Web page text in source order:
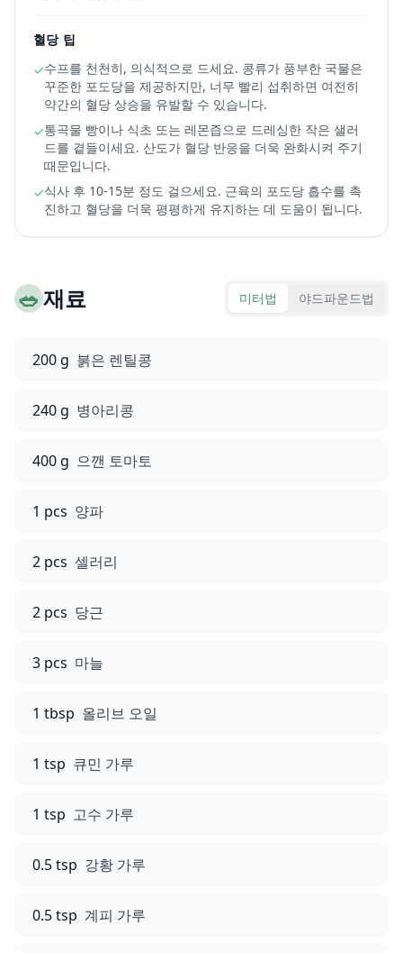
혈당 팁
✓수프를 천천히, 의식적으로 드세요. 콩류가 풍부한 국물은
꾸준한 포도당을 제공하지만, 너무 빨리 섭취하면 여전히
약간의 혈당 상승을 유발할 수 있습니다.
✓통곡물 빵이나 식초 또는 레몬즙으로 드레싱한 작은 샐러
드를 곁들이세요. 산도가 혈당 반응을 더욱 완화시켜 주기
때문입니다.
✓식사 후 10-15분 정도 걸으세요. 근육의 포도당 흡수를 촉
진하고 혈당을 더욱 평평하게 유지하는 데 도움이 됩니다.
🥗재료 미터법 야드파운드법
200 g 붉은 렌틸콩
240 g 병아리콩
400 g 으깬 토마토
1 pcs 양파
2 pcs 셀러리
2 pcs 당근
3 pcs 마늘
1 tbsp 올리브 오일
1 tsp 큐민 가루
1 tsp 고수 가루
0.5 tsp 강황 가루
0.5 tsp 계피 가루